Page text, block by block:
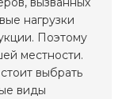
нагрузки
Поэтому
местности.
стоит выбрать
виды